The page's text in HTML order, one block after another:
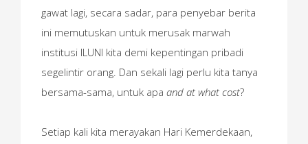
gawat lagi, secara sadar, para penyebar berita
ini memutuskan untuk merusak marwah
institusi ILUNI kita demi kepentingan pribadi
segelintir orang. Dan sekali lagi perlu kita tanya
bersama-sama, untuk apa and at what cost?
Setiap kali kita merayakan Hari Kemerdekaan,